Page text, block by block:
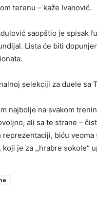
terenu – kaže Ivanović.
saopštio je spisak
Lista će biti
selekciji za duele sa
najbolje na svakom
ali sa te strane –
reprezentaciji, biću
je za ,,hrabre sokole“